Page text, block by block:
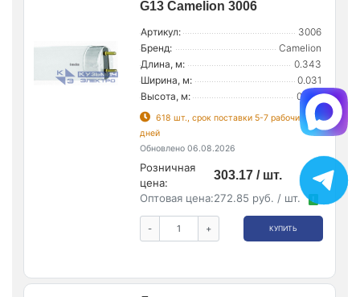
G13 Camelion 3006
Артикул:
3006
Бренд:
Camelion
Длина, м:
0.343
Ширина, м:
0.031
Высота, м:
0.026
618 шт., срок поставки 5-7 рабочих
дней
Обновлено 06.08.2026
Розничная
цена:
303.17 / шт.
Оптовая цена:272.85 руб. / шт.
- + КУПИТЬ